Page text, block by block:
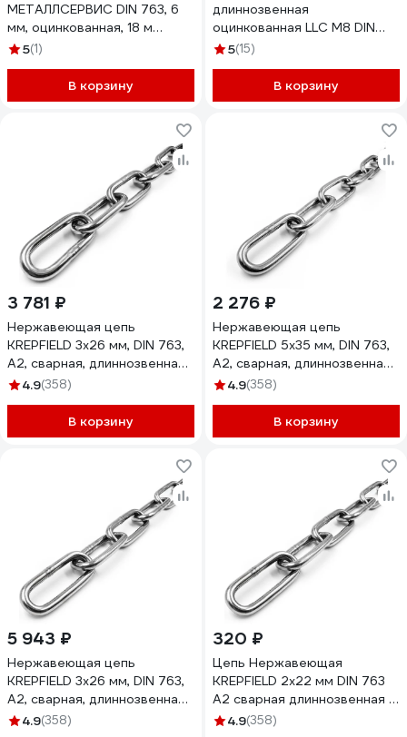
МЕТАЛЛСЕРВИС DIN 763, 6
мм, оцинкованная, 18 м
1227109
5(1)
В корзину
длиннозвенная
оцинкованная LLC М8 DIN
763 бухта 10 м SMP-63689-
5(15)
В корзину
3 781 ₽
Нержавеющая цепь
KREPFIELD 3x26 мм, DIN 763,
А2, сварная, длиннозвенная,
10 м 763А2ЦЕПЬ3ММ-10
4.9(358)
В корзину
2 276 ₽
Нержавеющая цепь
KREPFIELD 5x35 мм, DIN 763,
А2, сварная, длиннозвенная,
2 м 763А2ЦЕПЬ5ММ-2
4.9(358)
В корзину
5 943 ₽
Нержавеющая цепь
KREPFIELD 3x26 мм, DIN 763,
А2, сварная, длиннозвенная,
14 м 763А2ЦЕПЬ3ММ-14
4.9(358)
320 ₽
Цепь Нержавеющая
KREPFIELD 2x22 мм DIN 763
А2 сварная длиннозвенная 1
метр 763А2ЦЕПЬ2ММ-1
4.9(358)